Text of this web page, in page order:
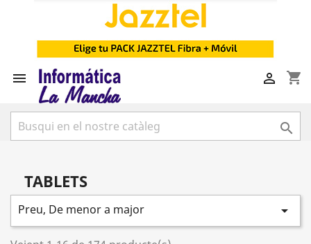
 shopping_cart


TABLETS
Preu, De menor a major 